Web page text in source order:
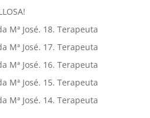
Mª José. 18. Terapeuta
Mª José. 17. Terapeuta
Mª José. 16. Terapeuta
Mª José. 15. Terapeuta
Mª José. 14. Terapeuta